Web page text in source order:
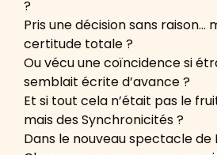
?
Pris une décision sans raison…
certitude totale ?
Ou vécu une coïncidence si
semblait écrite d’avance ?
Et si tout cela n’était pas le
mais des Synchronicités ?
Dans le nouveau spectacle de